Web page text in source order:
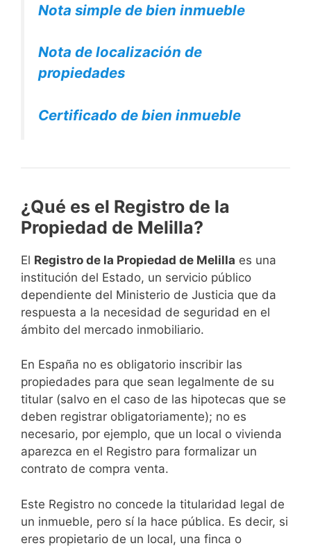
Nota simple de bien inmueble
Nota de localización de
propiedades
Certificado de bien inmueble
¿Qué es el Registro de la
Propiedad de Melilla?
El Registro de la Propiedad de Melilla es una
institución del Estado, un servicio público
dependiente del Ministerio de Justicia que da
respuesta a la necesidad de seguridad en el
ámbito del mercado inmobiliario.
En España no es obligatorio inscribir las
propiedades para que sean legalmente de su
titular (salvo en el caso de las hipotecas que se
deben registrar obligatoriamente); no es
necesario, por ejemplo, que un local o vivienda
aparezca en el Registro para formalizar un
contrato de compra venta.
Este Registro no concede la titularidad legal de
un inmueble, pero sí la hace pública. Es decir, si
eres propietario de un local, una finca o